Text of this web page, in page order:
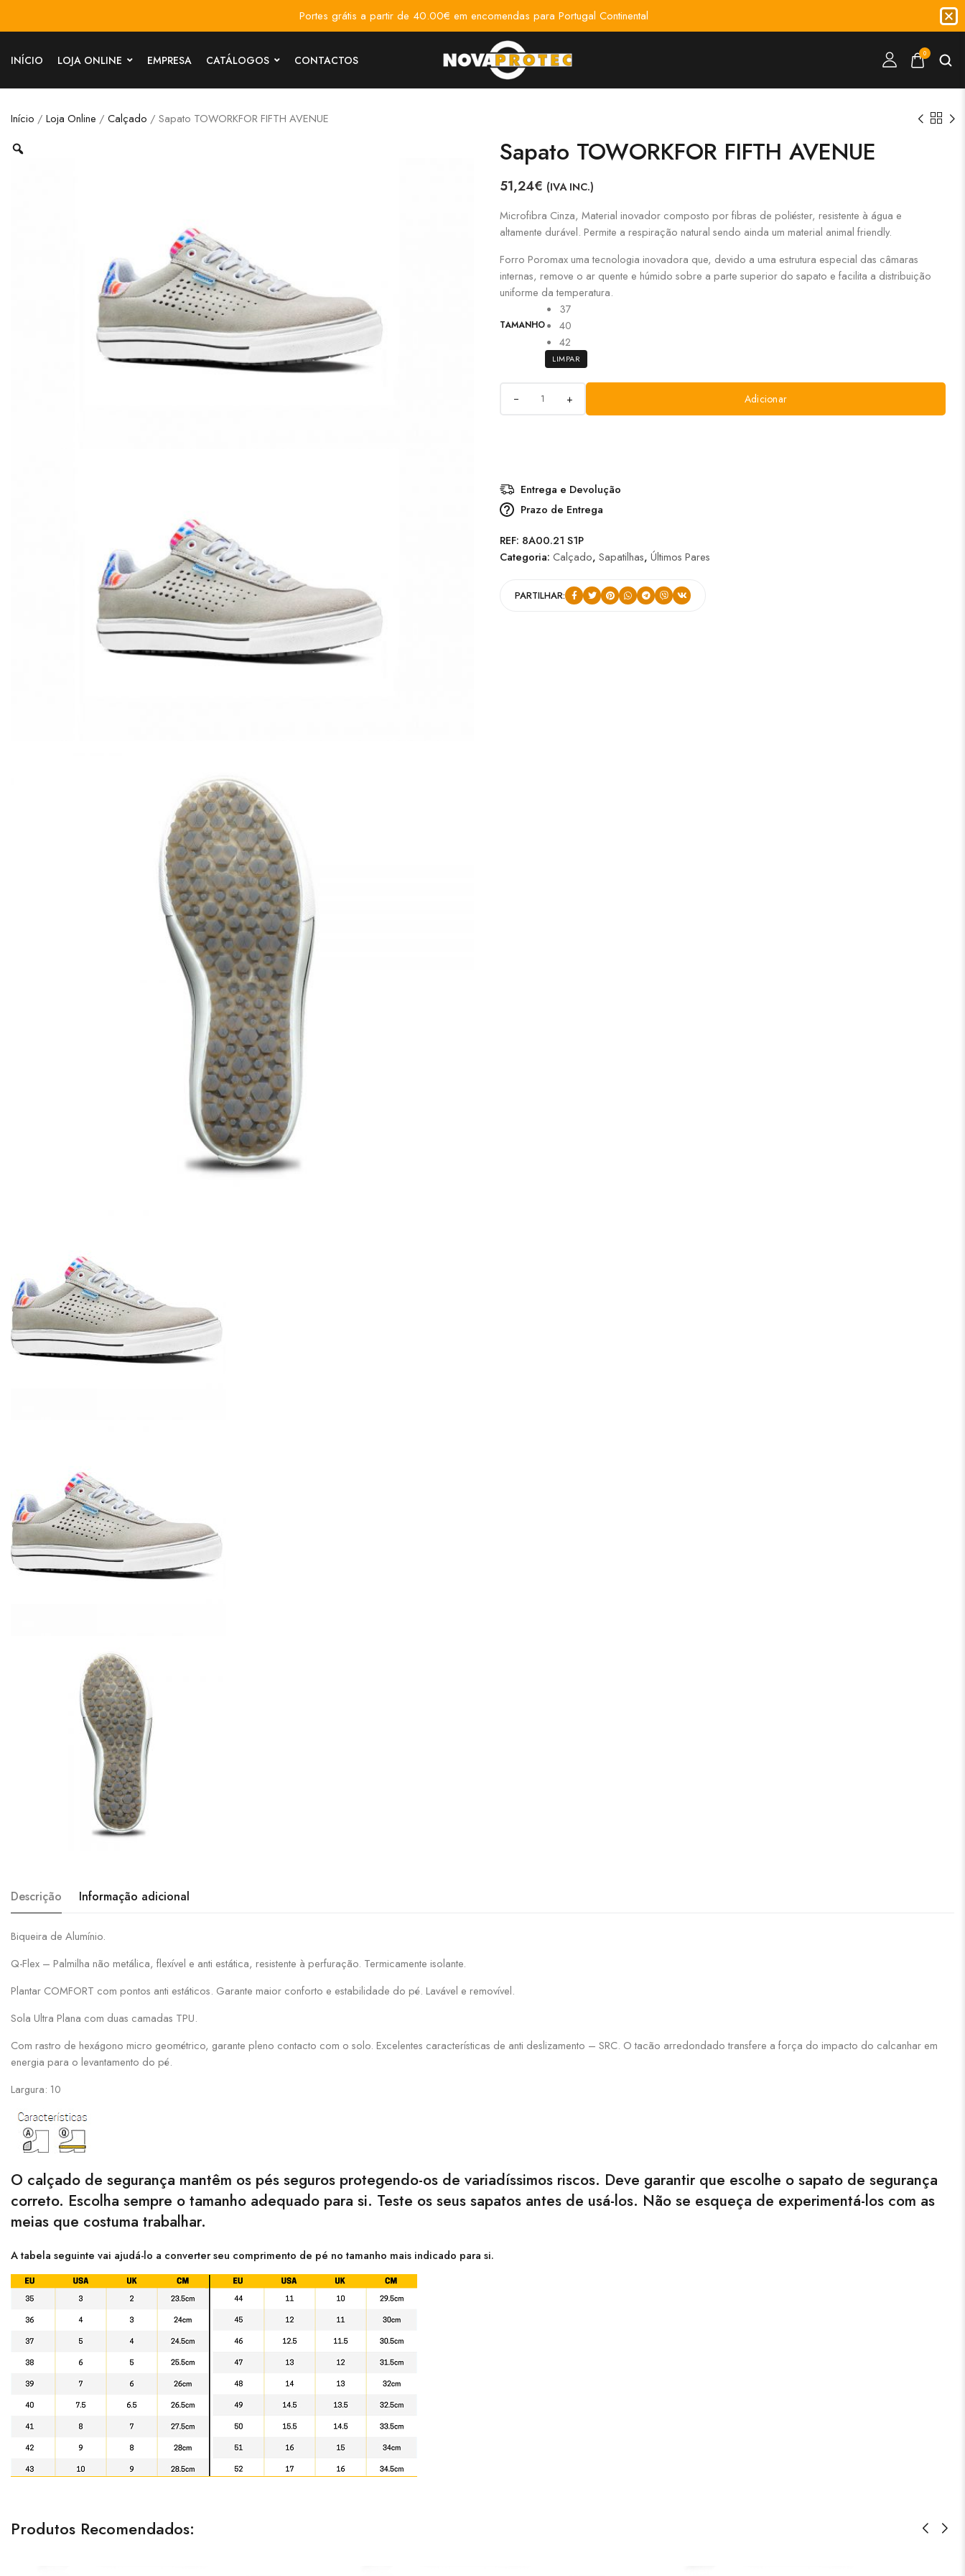
INÍCIO LOJA ONLINE EMPRESA CATÁLOGOS CONTACTOS 0
Início / Loja Online / Calçado / Sapato TOWORKFOR FIFTH AVENUE
Sapato TOWORKFOR FIFTH AVENUE
51,24€ (IVA INC.)
Microfibra Cinza, Material inovador composto por fibras de poliéster, resistente à água e
altamente durável. Permite a respiração natural sendo ainda um material animal friendly.
Forro Poromax uma tecnologia inovadora que, devido a uma estrutura especial das câmaras
internas, remove o ar quente e húmido sobre a parte superior do sapato e facilita a distribuição
uniforme da temperatura.
TAMANHO
37
40
42
LIMPAR
+ Adicionar
Entrega e Devolução
Prazo de Entrega
REF: 8A00.21 S1P
Categoria: Calçado, Sapatilhas, Últimos Pares
PARTILHAR:
Descrição Informação adicional
Biqueira de Alumínio.
Q-Flex – Palmilha não metálica, flexível e anti estática, resistente à perfuração. Termicamente isolante.
Plantar COMFORT com pontos anti estáticos. Garante maior conforto e estabilidade do pé. Lavável e removível.
Sola Ultra Plana com duas camadas TPU.
Com rastro de hexágono micro geométrico, garante pleno contacto com o solo. Excelentes características de anti deslizamento – SRC. O tacão arredondado transfere a força do impacto do calcanhar em
energia para o levantamento do pé.
Largura: 10
O calçado de segurança mantêm os pés seguros protegendo-os de variadíssimos riscos. Deve garantir que escolhe o sapato de segurança
correto. Escolha sempre o tamanho adequado para si. Teste os seus sapatos antes de usá-los. Não se esqueça de experimentá-los com as
meias que costuma trabalhar.
A tabela seguinte vai ajudá-lo a converter seu comprimento de pé no tamanho mais indicado para si.
Produtos Recomendados:
Portes grátis a partir de 40.00€ em encomendas para Portugal Continental